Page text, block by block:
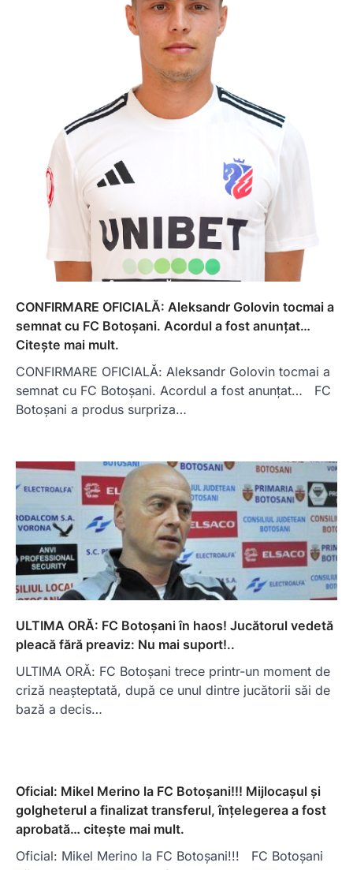
CONFIRMARE OFICIALĂ: Aleksandr Golovin tocmai a
semnat cu FC Botoșani. Acordul a fost anunțat…
Citește mai mult.
CONFIRMARE OFICIALĂ: Aleksandr Golovin tocmai a
semnat cu FC Botoșani. Acordul a fost anunțat… FC
Botoșani a produs surpriza…
ULTIMA ORĂ: FC Botoșani în haos! Jucătorul vedetă
pleacă fără preaviz: Nu mai suport!..
ULTIMA ORĂ: FC Botoșani trece printr-un moment de
criză neașteptată, după ce unul dintre jucătorii săi de
bază a decis…
Oficial: Mikel Merino la FC Botoșani!!! Mijlocașul și
golgheterul a finalizat transferul, înțelegerea a fost
aprobată… citește mai mult.
Oficial: Mikel Merino la FC Botoșani!!! FC Botoșani